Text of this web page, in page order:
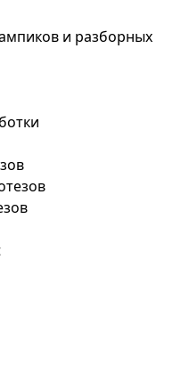
и разборных